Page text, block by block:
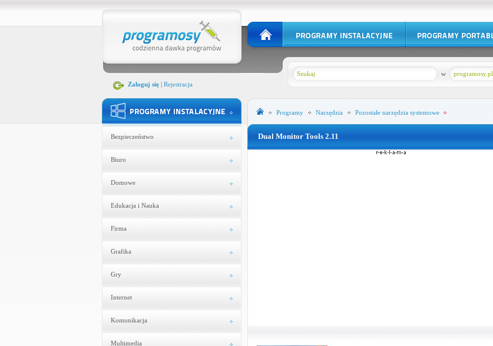
Zaloguj się| Rejestracja
programosy.pl
w
Bezpieczeństwo
Biuro
Domowe
Edukacja i Nauka
Firma
Grafika
Gry
Internet
Komunikacja
Multimedia
Programy Narzędzia Pozostałe narzędzia systemowe
Dual Monitor Tools 2.11